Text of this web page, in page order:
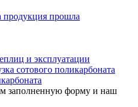
продукция прошла
и эксплуатации
сотового поликарбоната
заполненную форму и наш